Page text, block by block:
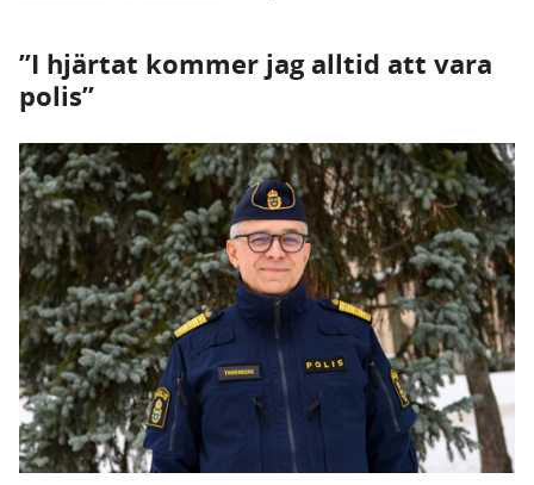
”I hjärtat kommer jag alltid att vara
polis”